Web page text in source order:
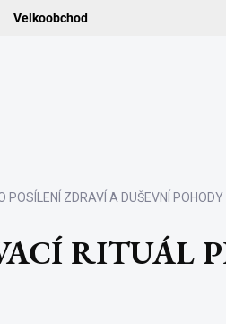
Velkoobchod
POSÍLENÍ ZDRAVÍ A DUŠEVNÍ POHODY
RITUÁL